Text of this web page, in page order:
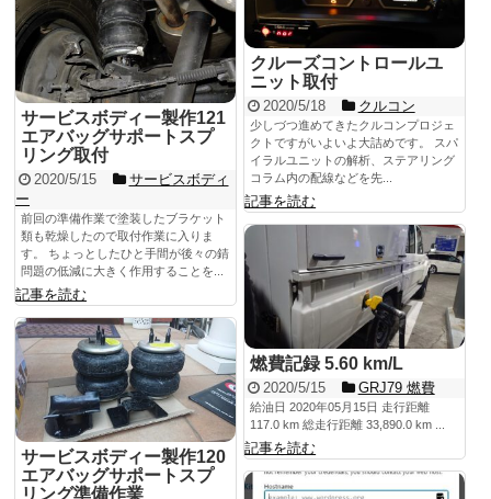
クルーズコントロールユ
ニット取付
2020/5/18 クルコン
少しづつ進めてきたクルコンプロジェ
クトですがいよいよ大詰めです。 スパ
イラルユニットの解析、ステアリング
コラム内の配線などを先...
記事を読む
サービスボディー製作121
エアバッグサポートスプ
リング取付
2020/5/15
サービスボディ
ー
前回の準備作業で塗装したブラケット
類も乾燥したので取付作業に入りま
す。 ちょっとしたひと手間が後々の錆
問題の低減に大きく作用することを...
記事を読む
燃費記録 5.60 km/L
2020/5/15 GRJ79 燃費
給油日 2020年05月15日 走行距離
117.0 km 総走行距離 33,890.0 km ...
記事を読む
サービスボディー製作120
エアバッグサポートスプ
リング準備作業